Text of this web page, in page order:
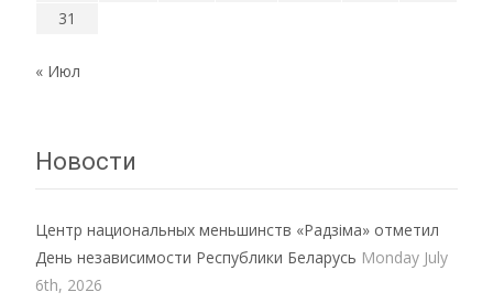
31
« Июл
Новости
Центр национальных меньшинств «Радзiма» отметил
День независимости Республики Беларусь Monday July
6th, 2026